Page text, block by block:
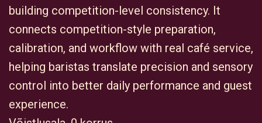
building competition-level consistency. It
connects competition-style preparation,
calibration, and workflow with real café service,
helping baristas translate precision and sensory
control into better daily performance and guest
experience.